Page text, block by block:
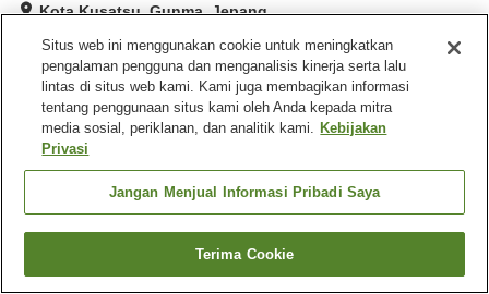
Kota Kusatsu, Gunma, Jepang
Sangat baik Ulasan:660
Fasilitas properti
Kolam renang
Restoran
Kusatsu Onsen Hotel Spax KusatsuCari kamar
Situs web ini menggunakan cookie untuk meningkatkan
pengalaman pengguna dan menganalisis kinerja serta lalu
lintas di situs web kami. Kami juga membagikan informasi
tentang penggunaan situs kami oleh Anda kepada mitra
media sosial, periklanan, dan analitik kami. Kebijakan
Privasi
Jangan Menjual Informasi Pribadi Saya
Terima Cookie